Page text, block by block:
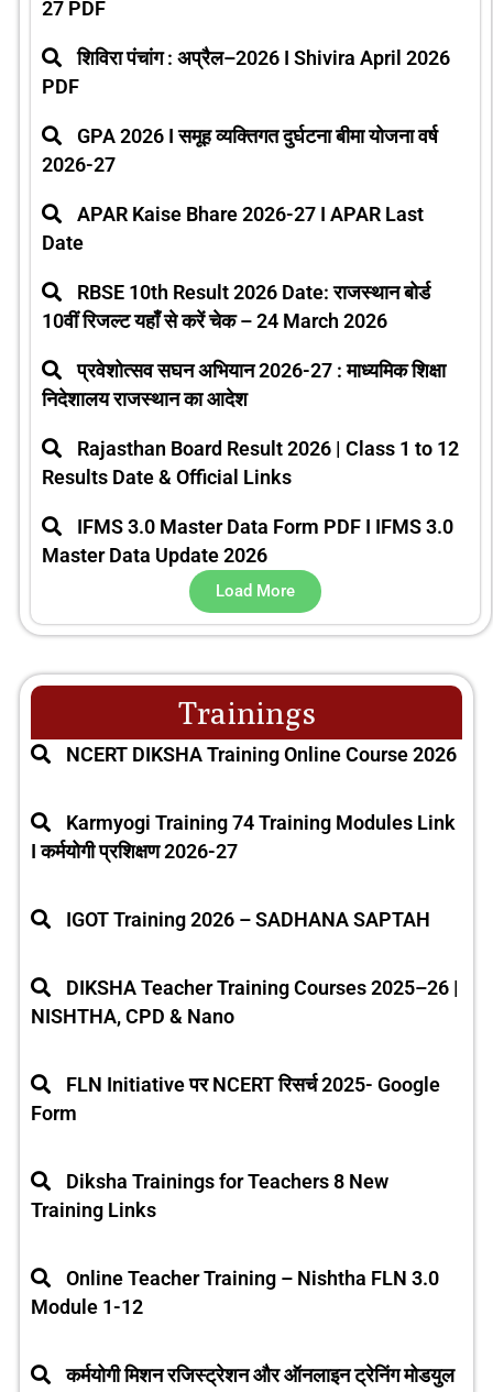
27 PDF
शिविरा पंचांग : अप्रैल–2026 I Shivira April 2026
PDF
GPA 2026 I समूह व्यक्तिगत दुर्घटना बीमा योजना वर्ष
2026-27
APAR Kaise Bhare 2026-27 I APAR Last
Date
RBSE 10th Result 2026 Date: राजस्थान बोर्ड
10वीं रिजल्ट यहाँ से करें चेक – 24 March 2026
प्रवेशोत्सव सघन अभियान 2026-27 : माध्यमिक शिक्षा
निदेशालय राजस्थान का आदेश
Rajasthan Board Result 2026 | Class 1 to 12
Results Date & Official Links
IFMS 3.0 Master Data Form PDF I IFMS 3.0
Master Data Update 2026
Load More
Trainings
NCERT DIKSHA Training Online Course 2026
Karmyogi Training 74 Training Modules Link
I कर्मयोगी प्रशिक्षण 2026-27
IGOT Training 2026 – SADHANA SAPTAH
DIKSHA Teacher Training Courses 2025–26 |
NISHTHA, CPD & Nano
FLN Initiative पर NCERT रिसर्च 2025- Google
Form
Diksha Trainings for Teachers 8 New
Training Links
Online Teacher Training – Nishtha FLN 3.0
Module 1-12
कर्मयोगी मिशन रजिस्ट्रेशन और ऑनलाइन ट्रेनिंग मोडयुल